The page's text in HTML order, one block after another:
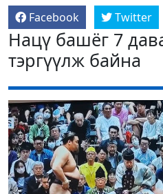
Facebook Twitter
Нацү башёг 7
тэргүүлж байна